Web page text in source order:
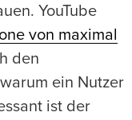
YouTube
von maximal
den
ein Nutzer
ist der